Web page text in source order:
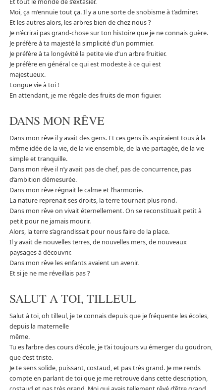
Moi, ça m’ennuie tout ça. Il y a une sorte de snobisme à t’admirer.
Et les autres alors, les arbres bien de chez nous ?
Je n’écrirai pas grand-chose sur ton histoire que je ne connais guère.
Je préfère à ta majesté la simplicité d’un pommier.
Je préfère à ta longévité la petite vie d’un arbre fruitier.
Je préfère en général ce qui est modeste à ce qui est
majestueux.
Longue vie à toi !
En attendant, je me régale des fruits de mon figuier.
DANS MON RÊVE
Dans mon rêve il y avait des gens. Et ces gens ils aspiraient tous à la
même idée de la vie, de la vie ensemble, de la vie partagée, de la vie
simple et tranquille.
Dans mon rêve il n’y avait pas de chef, pas de concurrence, pas
d’ambition démesurée.
Dans mon rêve régnait le calme et l’harmonie.
La nature reprenait ses droits, la terre tournait plus rond.
Dans mon rêve on vivait éternellement. On se reconstituait petit à
petit pour ne jamais mourir.
Alors, la terre s’agrandissait pour nous faire de la place.
Il y avait de nouvelles terres, de nouvelles mers, de nouveaux
paysages à découvrir.
Dans mon rêve les enfants avaient un avenir.
Et si je ne me réveillais pas ?
SALUT A TOI, TILLEUL
Salut à toi, oh tilleul, je te connais depuis que je fréquente les écoles,
depuis la maternelle
même.
Tu es l’arbre des cours d’école, je t’ai toujours vu émerger du goudron,
que c’est triste.
Je te sens solide, puissant, costaud, et pas très grand. Je me rends
compte en parlant de toi que je me retrouve dans cette description,